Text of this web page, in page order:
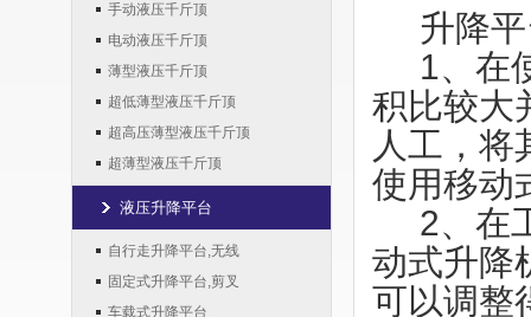
手动液压千斤顶
电动液压千斤顶
薄型液压千斤顶
超低薄型液压千斤顶
超高压薄型液压千斤顶
超薄型液压千斤顶
液压升降平台
自行走升降平台,无线
固定式升降平台,剪叉
车载式升降平台
升降
1、在
积比较大
人工，将
使用移动
2、在
动式升降
可以调整